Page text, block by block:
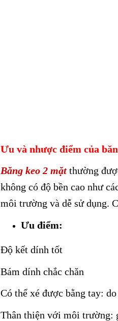
Ưu và nhược điểm của
Băng keo 2 mặt thường
không có độ bền cao như
môi trường và dễ sử dụng.
Ưu điểm:
Độ kết dính tốt
Bám dính chắc chăn
Có thể xé được bằng tay:
Thân thiện với môi trường: